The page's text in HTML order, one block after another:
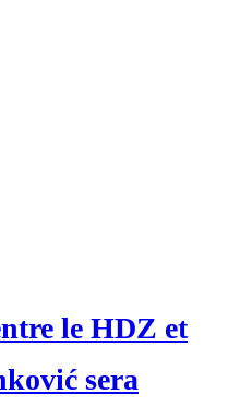
le HDZ et
sera